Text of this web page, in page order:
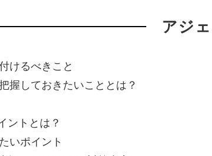
アジ
けるべきこと
握しておきたいこととは？
トとは？
いポイント